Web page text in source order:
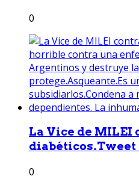
0
La Vice de MILEI
0